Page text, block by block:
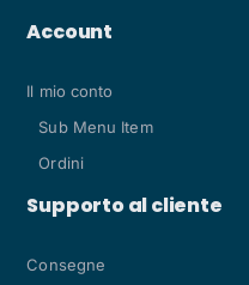
Account
Il mio conto
Sub Menu Item
Ordini
Supporto al cliente
Consegne